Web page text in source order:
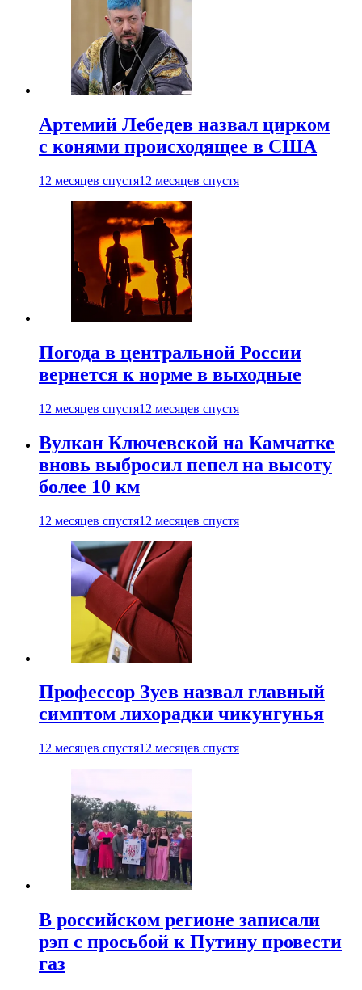
Артемий Лебедев назвал цирком
с конями происходящее в США
12 месяцев спустя12 месяцев спустя
Погода в центральной России
вернется к норме в выходные
12 месяцев спустя12 месяцев спустя
Вулкан Ключевской на Камчатке
вновь выбросил пепел на высоту
более 10 км
12 месяцев спустя12 месяцев спустя
Профессор Зуев назвал главный
симптом лихорадки чикунгунья
12 месяцев спустя12 месяцев спустя
В российском регионе записали
рэп с просьбой к Путину провести
газ